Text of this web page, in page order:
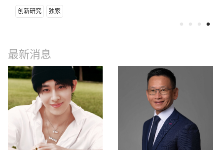
创新研究 独家
fiber_manual_record fiber_manual_record fiber_manual_record fiber_manual_record
最新消息